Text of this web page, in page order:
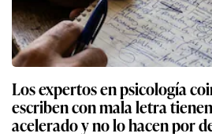
Los expertos en psicología
escriben con mala letra
acelerado y no lo hacen por